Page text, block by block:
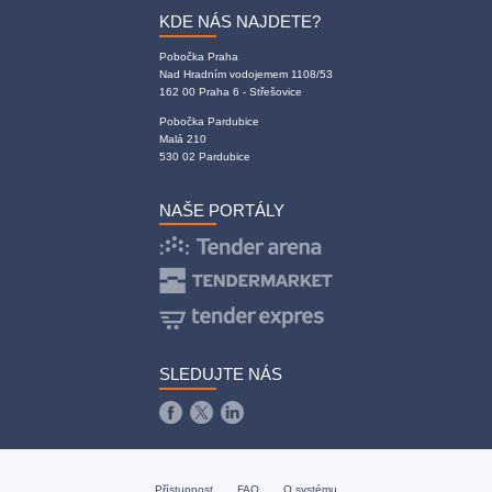
KDE NÁS NAJDETE?
Pobočka Praha
Nad Hradním vodojemem 1108/53
162 00 Praha 6 - Střešovice
Pobočka Pardubice
Malá 210
530 02 Pardubice
NAŠE PORTÁLY
SLEDUJTE NÁS